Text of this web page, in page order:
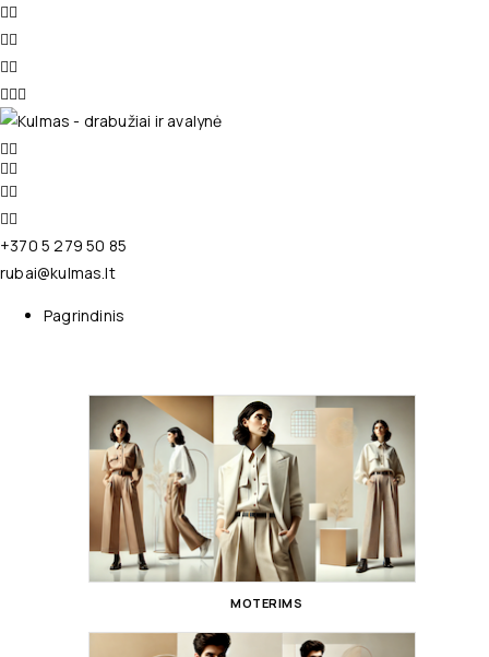
+370 5 279 50 85
rubai@kulmas.lt
Pagrindinis
MOTERIMS